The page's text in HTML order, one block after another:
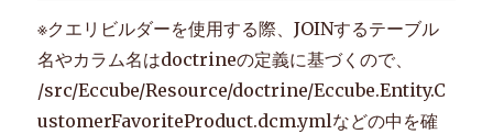
※クエリビルダーを使用する際、JOINするテーブル
名やカラム名はdoctrineの定義に基づくので、
/src/Eccube/Resource/doctrine/Eccube.Entity.C
ustomerFavoriteProduct.dcm.ymlなどの中を確